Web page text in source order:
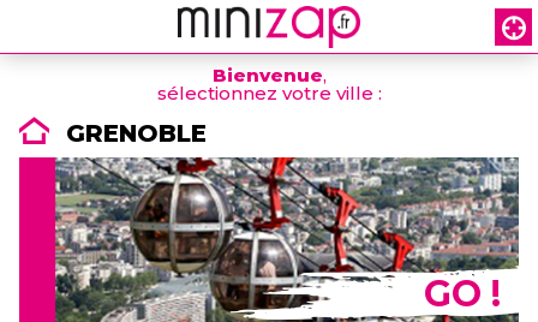
Bienvenue,
sélectionnez votre ville :
GRENOBLE
GO !